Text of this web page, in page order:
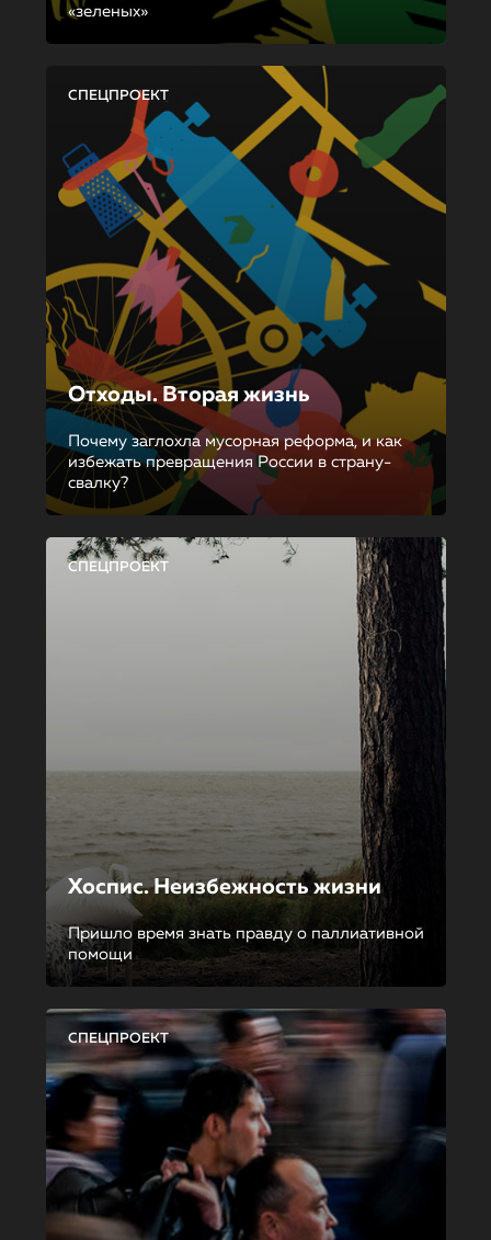
«зеленых»
СПЕЦПРОЕКТ
Отходы. Вторая жизнь
Почему заглохла мусорная реформа, и как
избежать превращения России в страну-
свалку?
СПЕЦПРОЕКТ
Хоспис. Неизбежность жизни
Пришло время знать правду о паллиативной
помощи
СПЕЦПРОЕКТ